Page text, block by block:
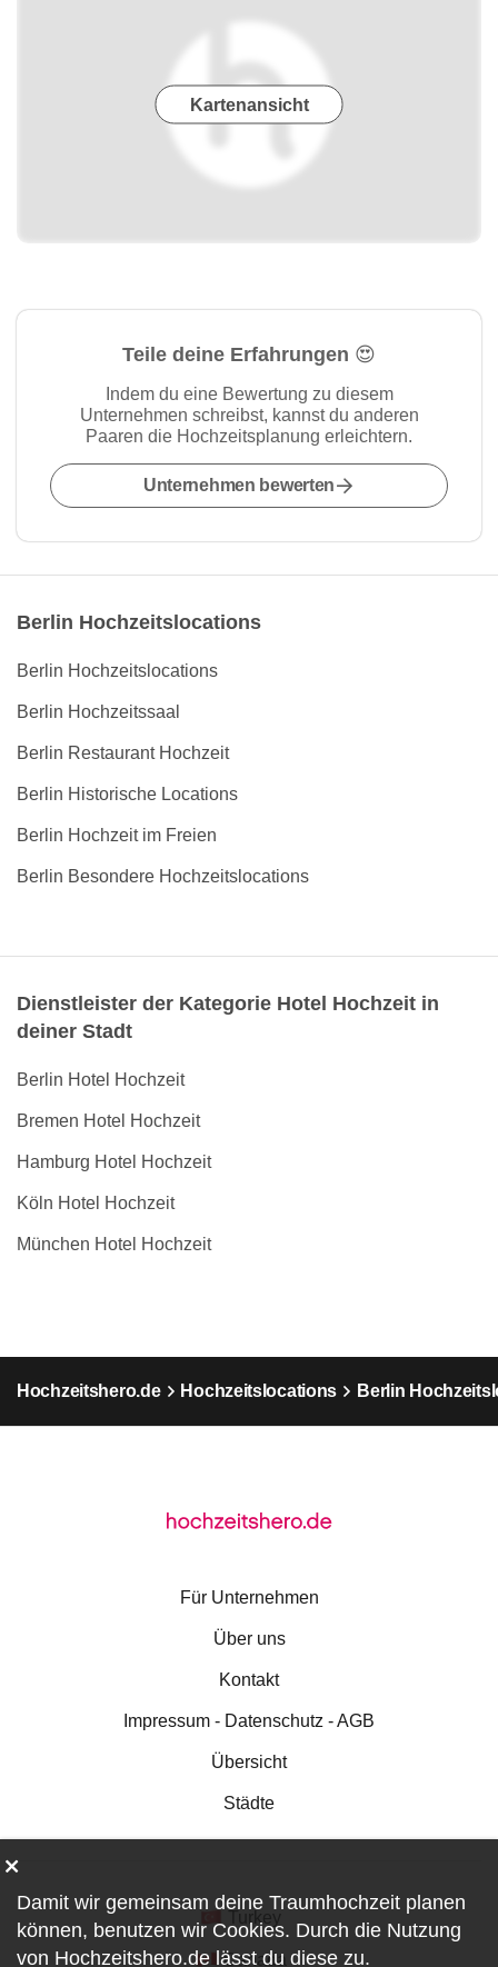
Kartenansicht
Teile deine Erfahrungen 😍
Indem du eine Bewertung zu diesem
Unternehmen schreibst, kannst du anderen
Paaren die Hochzeitsplanung erleichtern.
Unternehmen bewerten
Berlin Hochzeitslocations
Berlin Hochzeitslocations
Berlin Hochzeitssaal
Berlin Restaurant Hochzeit
Berlin Historische Locations
Berlin Hochzeit im Freien
Berlin Besondere Hochzeitslocations
Dienstleister der Kategorie Hotel Hochzeit in
deiner Stadt
Berlin Hotel Hochzeit
Bremen Hotel Hochzeit
Hamburg Hotel Hochzeit
Köln Hotel Hochzeit
München Hotel Hochzeit
Hochzeitshero.de Hochzeitslocations Berlin
Für Unternehmen
Über uns
Kontakt
Impressum - Datenschutz - AGB
Übersicht
Städte
Canada
Damit wir gemeinsam deine Traumhochzeit planen
können, benutzen wir Cookies. Durch die Nutzung
von Hochzeitshero.de lässt du diese zu.